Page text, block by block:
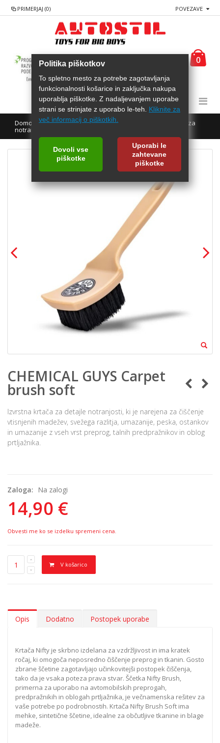
Politika piškotkov
To spletno mesto za potrebe zagotavljanja
funkcionalnosti košarice in zaključka nakupa
uporablja piškotke. Z nadaljevanjem uporabe
strani se strinjate z uporabo le-teh. Kliknite za
več informacij o piškotkih.
Dovoli vse
piškotke
Uporabi le
zahtevane
piškotke
PRIMERJAJ (0) POVEZAVE
0
Domov Čistila za avto Krpe gobe krtače Krtače za
notranjost
CHEMICAL GUYS Carpet
brush soft
Izvrstna krtača za detajle notranjosti, ki je narejena za čiščenje
vtisnjenih madežev, svežega razlitja, umazanije, peska, ostankov
in umazanije z vseh vrst preprog, talnih predpražnikov in oblog
prtljažnika.
Zaloga: Na zalogi
14,90 €
Obvesti me ko se izdelku spremeni cena.
V košarico
Opis Dodatno Postopek uporabe
Krtača Nifty je skrbno izdelana za vzdržljivost in ima kratek
ročaj, ki omogoča neposredno čiščenje preprog in tkanin. Gosto
zbrane ščetine zagotavljajo učinkovitejši postopek čiščenja,
tako da je vsaka poteza prava stvar. Ščetka Nifty Brush,
primerna za uporabo na avtomobilskih preprogah,
predpražnikih in oblogah prtljažnika, je večnamenska rešitev za
vaše potrebe po podrobnostih. Krtača Nifty Brush Soft ima
mehke, sintetične ščetine, idealne za občutljive tkanine in blage
madeže.